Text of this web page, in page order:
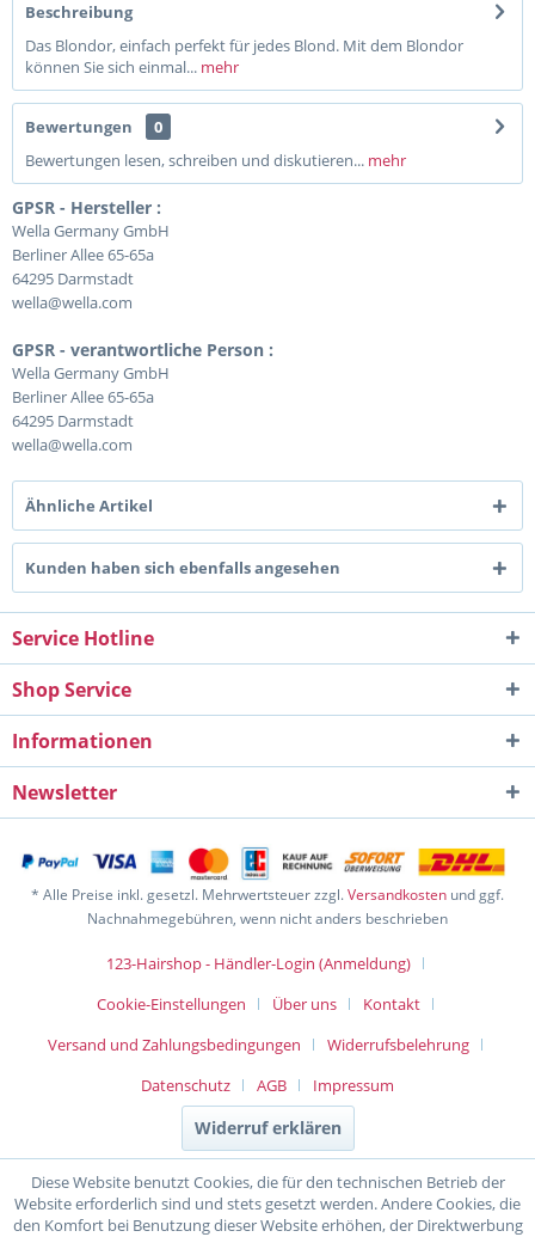
Beschreibung
Das Blondor, einfach perfekt für jedes Blond. Mit dem Blondor
können Sie sich einmal... mehr
Bewertungen
0
Bewertungen lesen, schreiben und diskutieren... mehr
GPSR - Hersteller :
Wella Germany GmbH
Berliner Allee 65-65a
64295 Darmstadt
wella@wella.com
GPSR - verantwortliche Person :
Wella Germany GmbH
Berliner Allee 65-65a
64295 Darmstadt
wella@wella.com
Ähnliche Artikel
Kunden haben sich ebenfalls angesehen
Service Hotline
Shop Service
Informationen
Newsletter
* Alle Preise inkl. gesetzl. Mehrwertsteuer zzgl.Versandkosten und ggf.
Nachnahmegebühren, wenn nicht anders beschrieben
123-Hairshop - Händler-Login (Anmeldung)
Cookie-Einstellungen
Über uns
Kontakt
Versand und Zahlungsbedingungen
Widerrufsbelehrung
Datenschutz
AGB Impressum
Widerruf erklären
Diese Website benutzt Cookies, die für den technischen Betrieb der
Website erforderlich sind und stets gesetzt werden. Andere Cookies, die
den Komfort bei Benutzung dieser Website erhöhen, der Direktwerbung